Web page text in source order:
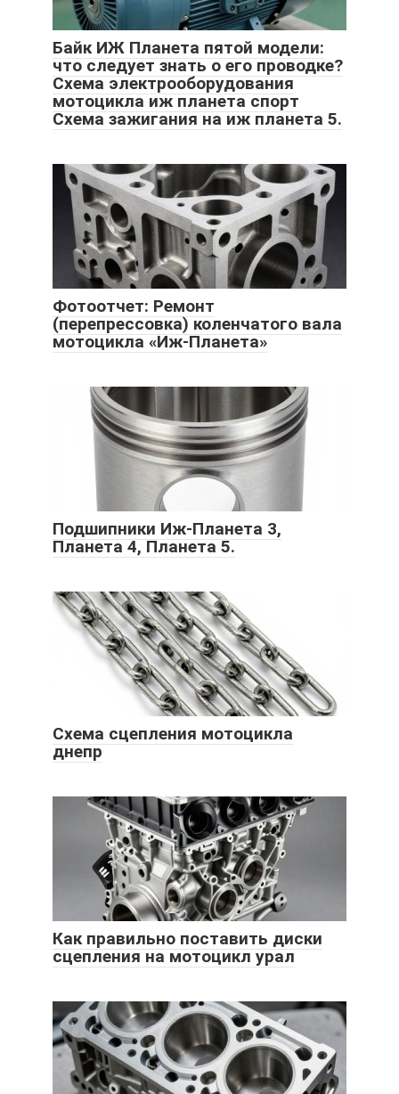
Байк ИЖ Планета пятой модели:
что следует знать о его проводке?
Схема электрооборудования
мотоцикла иж планета спорт
Схема зажигания на иж планета 5.
Фотоотчет: Ремонт
(перепрессовка) коленчатого вала
мотоцикла «Иж-Планета»
Подшипники Иж-Планета 3,
Планета 4, Планета 5.
Схема сцепления мотоцикла
днепр
Как правильно поставить диски
сцепления на мотоцикл урал